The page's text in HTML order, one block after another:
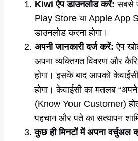
Kiwi ऐप डाउनलोड करें: सबसे
Play Store या Apple App
डाउनलोड करना होगा।
अपनी जानकारी दर्ज करें: ऐप
अपना व्यक्तिगत विवरण और
होगा। इसके बाद आपको
होगा। केवाईसी का मतलब
(Know Your Customer)
पहचान और पते का सत्यापन
कुछ ही मिनटों में अपना वर्चुअल